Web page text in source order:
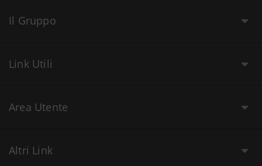
Il Gruppo
Link Utili
Area Utente
Altri Link